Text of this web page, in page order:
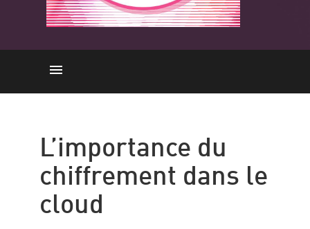
Les types
Avantages
Défis
L’importance du
chiffrement dans le
cloud